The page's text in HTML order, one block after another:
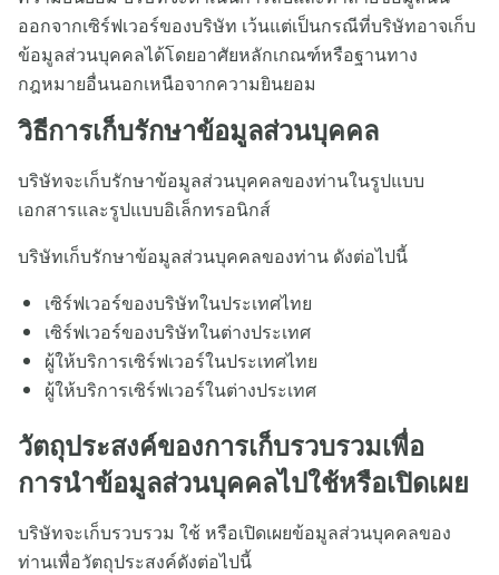
ออกจากเซิร์ฟเวอร์ของบริษัท เว้นแต่เป็นกรณีที่บริษัทอาจเก็บ
ข้อมูลส่วนบุคคลได้โดยอาศัยหลักเกณฑ์หรือฐานทาง
กฎหมายอื่นนอกเหนือจากความยินยอม
วิธีการเก็บรักษาข้อมูลส่วนบุคคล
บริษัทจะเก็บรักษาข้อมูลส่วนบุคคลของท่านในรูปแบบ
เอกสารและรูปแบบอิเล็กทรอนิกส์
บริษัทเก็บรักษาข้อมูลส่วนบุคคลของท่าน ดังต่อไปนี้
เซิร์ฟเวอร์ของบริษัทในประเทศไทย
เซิร์ฟเวอร์ของบริษัทในต่างประเทศ
ผู้ให้บริการเซิร์ฟเวอร์ในประเทศไทย
ผู้ให้บริการเซิร์ฟเวอร์ในต่างประเทศ
วัตถุประสงค์ของการเก็บรวบรวมเพื่อ
การนำข้อมูลส่วนบุคคลไปใช้หรือเปิดเผย
บริษัทจะเก็บรวบรวม ใช้ หรือเปิดเผยข้อมูลส่วนบุคคลของ
ท่านเพื่อวัตถุประสงค์ดังต่อไปนี้